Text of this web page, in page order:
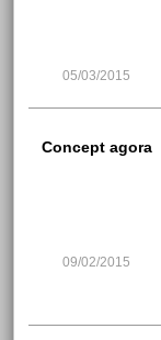
05/03/2015
Concept agora
09/02/2015